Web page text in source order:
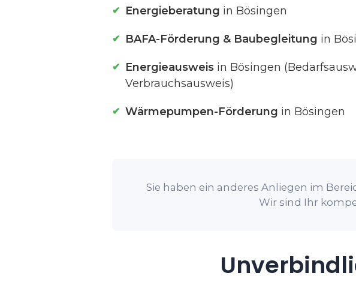
Energieberatung in Bösingen
BAFA-Förderung & Baubegleitung in
Energieausweis in Bösingen
Verbrauchsausweis)
Wärmepumpen-Förderung in Bösingen
Sie haben ein anderes Anliegen im
Wir sind Ihr